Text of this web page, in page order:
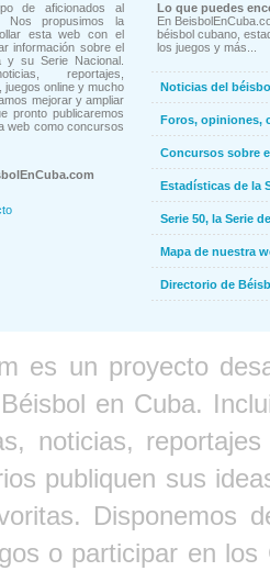
de aficionados al
Nos propusimos la
esta web con el
información sobre el
y su Serie Nacional.
reportajes,
online y mucho
mejorar y ampliar
pronto publicaremos
web como concursos
Lo que puedes
En
béisbol cubano,
los juegos y más...
Noticias del
Foros, opiniones,
Concursos sobre
Estadísticas de la
Serie 50, la Serie
Mapa de nuestra
Directorio de
es un proyecto
en Cuba.
noticias,
publiquen sus
Disponemos
o participar en